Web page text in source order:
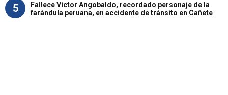
5
Fallece Víctor Angobaldo, recordado personaje de la
farándula peruana, en accidente de tránsito en Cañete